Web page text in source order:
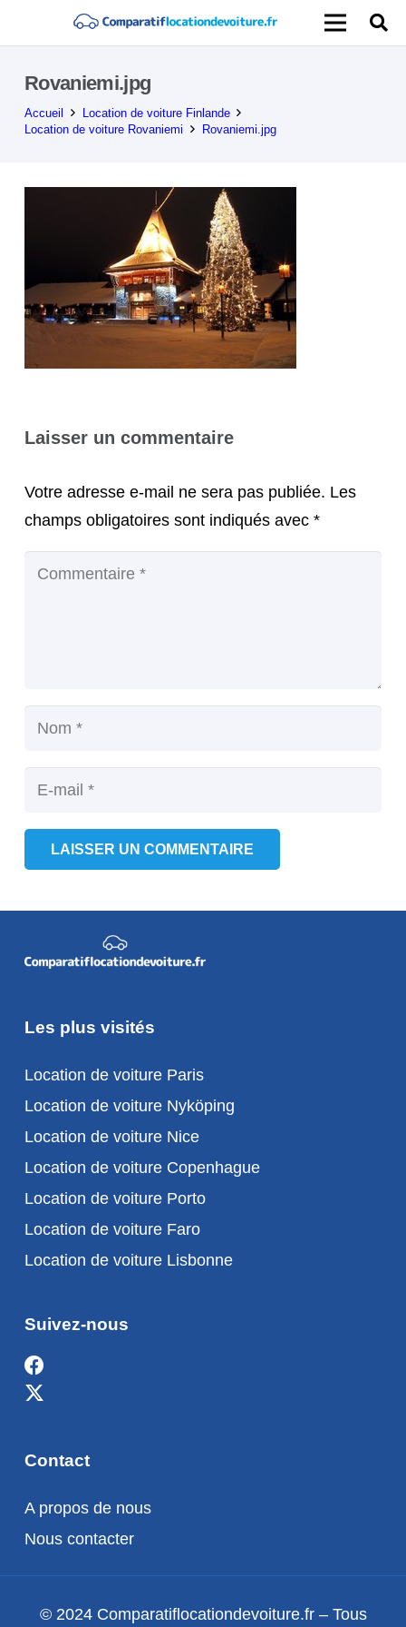
Rovaniemi.jpg
Accueil
Location de voiture Finlande
Location de voiture Rovaniemi
Rovaniemi.jpg
Laisser un commentaire
Votre adresse e-mail ne sera pas publiée. Les
champs obligatoires sont indiqués avec *
LAISSER UN COMMENTAIRE
Les plus visités
Location de voiture Paris
Location de voiture Nyköping
Location de voiture Nice
Location de voiture Copenhague
Location de voiture Porto
Location de voiture Faro
Location de voiture Lisbonne
Suivez-nous
Contact
A propos de nous
Nous contacter
© 2024 Comparatiflocationdevoiture.fr – Tous